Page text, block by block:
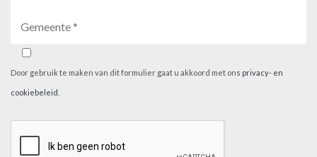
Door gebruik te maken van dit formulier gaat u akkoord met ons privacy- en
cookiebeleid